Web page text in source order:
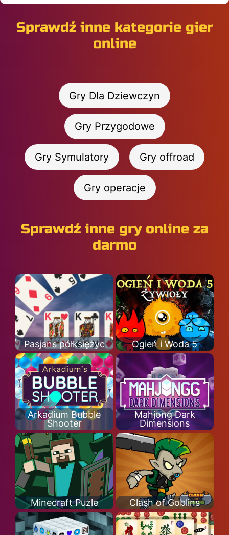
Sprawdź inne kategorie gier
online
Gry Dla Dziewczyn
Gry Przygodowe
Gry Symulatory Gry offroad
Gry operacje
Sprawdź inne gry online za
darmo
Pasjans półksiężyc Ogień i Woda 5
Arkadium Bubble
Shooter
Mahjong Dark
Dimensions
Minecraft Puzle Clash of Goblins